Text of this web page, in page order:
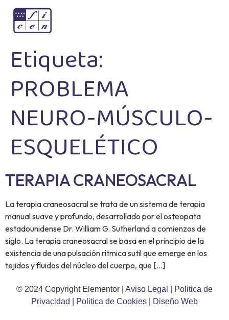
Etiqueta:
PROBLEMA
NEURO-MÚSCULO-
ESQUELÉTICO
TERAPIA CRANEOSACRAL
La terapia craneosacral se trata de un sistema de terapia
manual suave y profundo, desarrollado por el osteopata
estadounidense Dr. William G. Sutherland a comienzos de
siglo. La terapia craneosacral se basa en el principio de la
existencia de una pulsación rítmica sutil que emerge en los
tejidos y fluidos del núcleo del cuerpo, que […]
© 2024 Copyright Elementor | Aviso Legal
Politica de
Privacidad
Politica de Cookies Diseño Web